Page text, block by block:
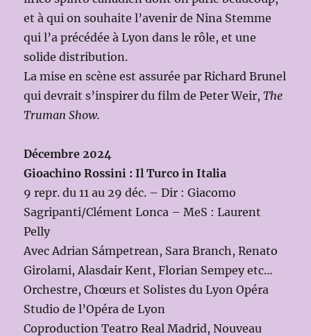
et à qui on souhaite l’avenir de Nina Stemme
qui l’a précédée à Lyon dans le rôle, et une
solide distribution.
La mise en scène est assurée par Richard Brunel
qui devrait s’inspirer du film de Peter Weir,The
Truman Show.
Décembre 2024
Gioachino Rossini : Il Turco in Italia
9 repr. du 11 au 29 déc. – Dir : Giacomo
Sagripanti/Clément Lonca – MeS : Laurent
Pelly
Avec Adrian Sámpetrean, Sara Branch, Renato
Girolami, Alasdair Kent, Florian Sempey etc…
Orchestre, Chœurs et Solistes du Lyon Opéra
Studio de l’Opéra de Lyon
Coproduction Teatro Real Madrid, Nouveau